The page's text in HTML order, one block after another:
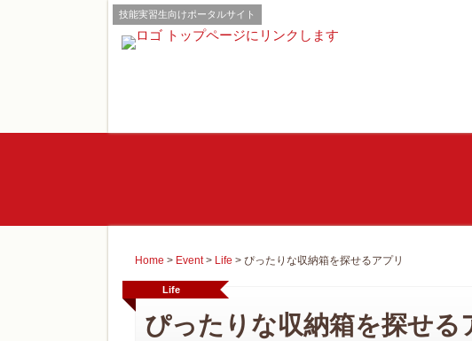
技能実習生向けポータルサイト
Home > Event> Life > ぴったりな収納箱を探せるアプリ
Life
ぴったりな収納箱を探せる